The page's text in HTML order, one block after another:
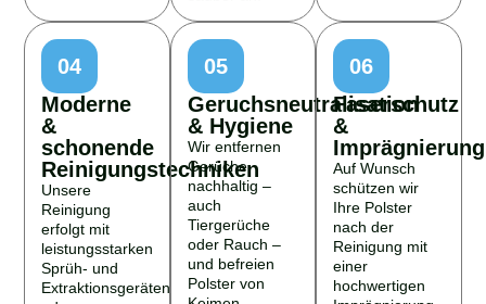
04
Moderne
&
schonende
Reinigungstechniken
Unsere
Reinigung
erfolgt mit
leistungsstarken
Sprüh- und
Extraktionsgeräten
05
Geruchsneutralisation
& Hygiene
Wir entfernen
Gerüche
nachhaltig –
auch
Tiergerüche
oder Rauch –
und befreien
Polster von
Keimen,
06
Faserschutz
&
Imprägnierung
Auf Wunsch
schützen wir
Ihre Polster
nach der
Reinigung mit
einer
hochwertigen
Imprägnierung.